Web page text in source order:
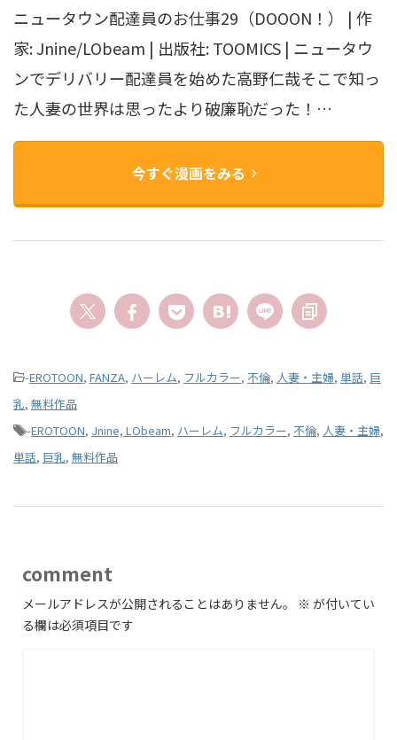
ニュータウン配達員のお仕事29（DOOON！） | 作
家: Jnine/LObeam | 出版社: TOOMICS | ニュータウ
ンでデリバリー配達員を始めた高野仁哉そこで知っ
た人妻の世界は思ったより破廉恥だった！…
今すぐ漫画をみる
-EROTOON, FANZA, ハーレム, フルカラー, 不倫, 人妻・主婦, 単話, 巨
乳, 無料作品
-EROTOON, Jnine, LObeam, ハーレム, フルカラー, 不倫, 人妻・主婦,
単話, 巨乳, 無料作品
comment
メールアドレスが公開されることはありません。 ※ が付いてい
る欄は必須項目です